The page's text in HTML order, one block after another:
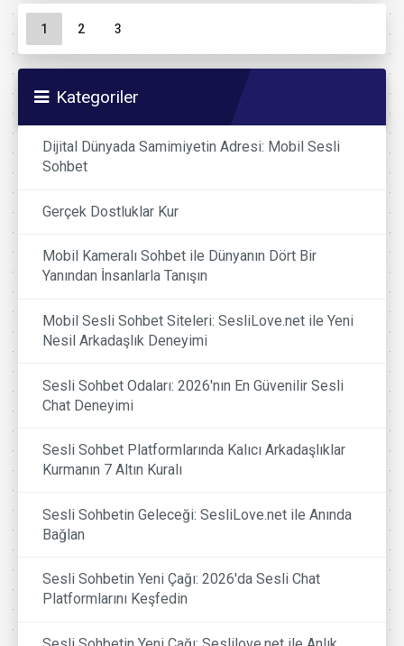
Sayfa gezinme
Geçerli Sayfa
1 Sayfa
2 Sayfa
3
Kategoriler
Dijital Dünyada Samimiyetin Adresi: Mobil Sesli
Sohbet
Gerçek Dostluklar Kur
Mobil Kameralı Sohbet ile Dünyanın Dört Bir
Yanından İnsanlarla Tanışın
Mobil Sesli Sohbet Siteleri: SesliLove.net ile Yeni
Nesil Arkadaşlık Deneyimi
Sesli Sohbet Odaları: 2026'nın En Güvenilir Sesli
Chat Deneyimi
Sesli Sohbet Platformlarında Kalıcı Arkadaşlıklar
Kurmanın 7 Altın Kuralı
Sesli Sohbetin Geleceği: SesliLove.net ile Anında
Bağlan
Sesli Sohbetin Yeni Çağı: 2026'da Sesli Chat
Platformlarını Keşfedin